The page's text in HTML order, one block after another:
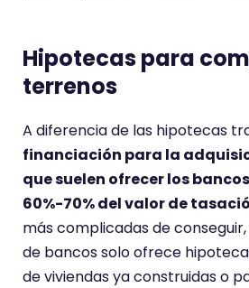
Hipotecas para
terrenos
A diferencia de las hipotecas
financiación para la
que suelen ofrecer los
60%-70% del valor de
más complicadas de
de bancos solo ofrece
de viviendas ya construidas o